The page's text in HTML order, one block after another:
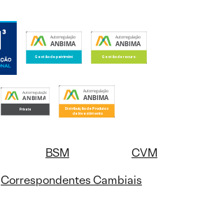
BSM
CVM
Correspondentes Cambiais